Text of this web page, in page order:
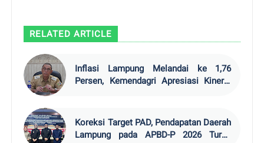
RELATED ARTICLE
Inflasi Lampung Melandai ke 1,76
Persen, Kemendagri Apresiasi Kinerja
Koreksi Target PAD, Pendapatan Daerah
Lampung pada APBD-P 2026 Turun